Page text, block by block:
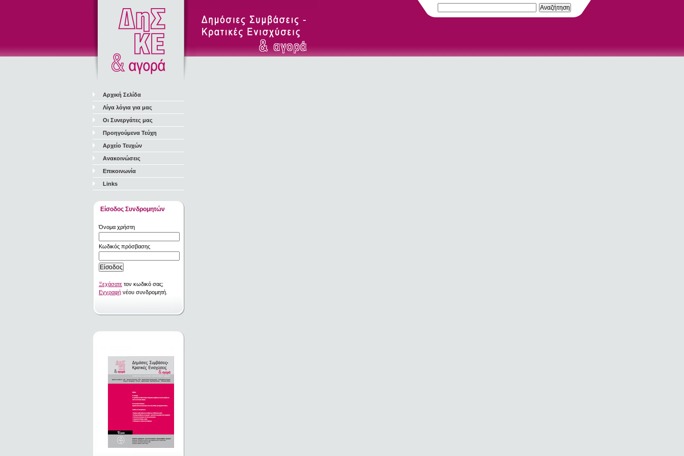
Αρχική Σελίδα
Λίγα λόγια για μας
Οι Συνεργάτες μας
Προηγούμενα Τεύχη
Αρχείο Τευχών
Ανακοινώσεις
Επικοινωνία
Links
Είσοδος Συνδρομητών
Όνομα χρήστη
Κωδικός πρόσβασης
Ξεχάσατε τον κωδικό σας;
Εγγραφή νέου συνδρομητή.